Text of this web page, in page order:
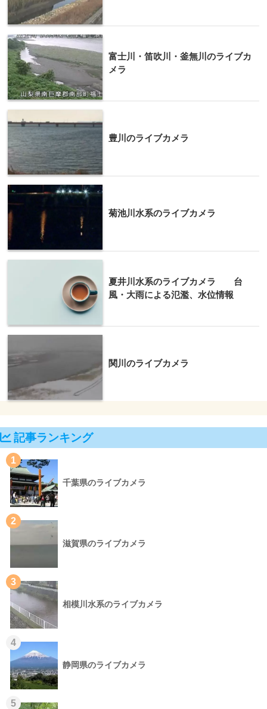
富士川・笛吹川・釜無川のライブカ
メラ
豊川のライブカメラ
菊池川水系のライブカメラ
夏井川水系のライブカメラ 台
風・大雨による氾濫、水位情報
関川のライブカメラ
記事ランキング
1
千葉県のライブカメラ
2
滋賀県のライブカメラ
3
相模川水系のライブカメラ
4
静岡県のライブカメラ
5